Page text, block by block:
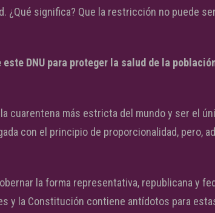
¿Qué significa? Que la restricción no puede
DNU para proteger la salud de la
cuarentena más estricta del mundo y ser el
con el principio de proporcionalidad, pero,
la forma representativa, republicana y
y la Constitución contiene antídotos para